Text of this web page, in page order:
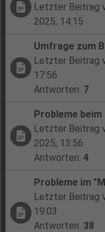
Letzter Beitrag
2025, 14:15
Umfrage zum
Letzter Beitrag
17:56
Antworten: 7
Probleme beim
Letzter Beitrag
2025, 13:56
Antworten:4
Probleme im
Letzter Beitrag
19:03
Antworten: 38